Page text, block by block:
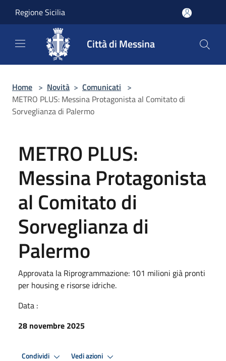
Regione Sicilia
Città di Messina
Home > Novità > Comunicati >
METRO PLUS: Messina Protagonista al Comitato di
Sorveglianza di Palermo
METRO PLUS:
Messina Protagonista
al Comitato di
Sorveglianza di
Palermo
Approvata la Riprogrammazione: 101 milioni già pronti
per housing e risorse idriche.
Data :
28 novembre 2025
Condividi Vedi azioni